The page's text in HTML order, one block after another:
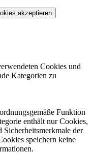
akzeptieren
Cookies und
Kategorien zu
Funktion
enthält nur Cookies,
der
speichern keine